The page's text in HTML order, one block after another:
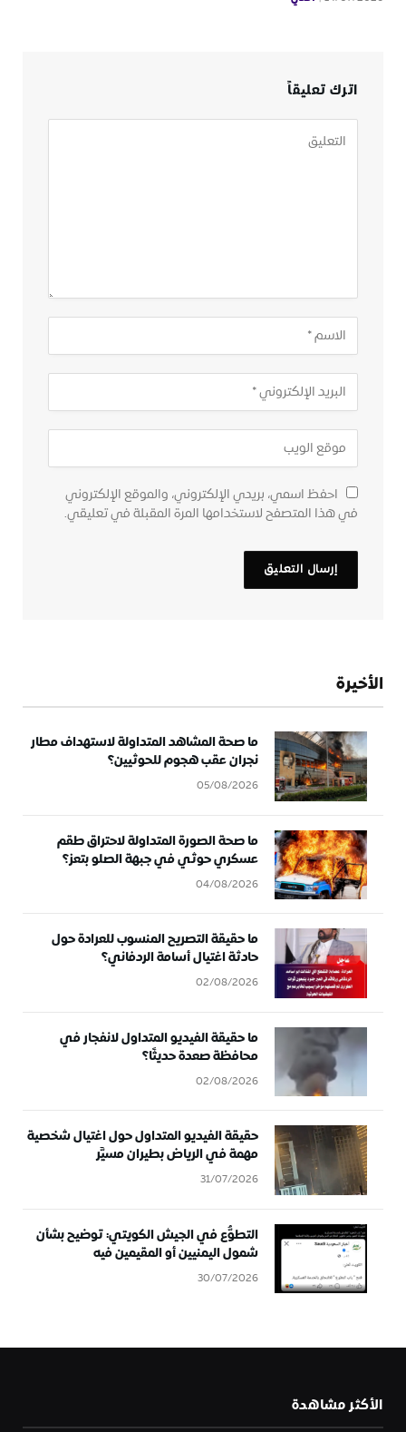
اترك تعليقاً
احفظ اسمي، بريدي الإلكتروني، والموقع الإلكتروني
في هذا المتصفح لاستخدامها المرة المقبلة في تعليقي.
الأخيرة
ما صحة المشاهد المتداولة لاستهداف مطار
نجران عقب هجوم للحوثيين؟
05/08/2026
ما صحة الصورة المتداولة لاحتراق طقم
عسكري حوثي في جبهة الصلو بتعز؟
04/08/2026
ما حقيقة التصريح المنسوب للعرادة حول
حادثة اغتيال أسامة الردفاني؟
02/08/2026
ما حقيقة الفيديو المتداول لانفجار في
محافظة صعدة حديثًا؟
02/08/2026
حقيقة الفيديو المتداول حول اغتيال شخصية
مهمة في الرياض بطيران مسيَّر
31/07/2026
التطوُّع في الجيش الكويتي: توضيح بشأن
شمول اليمنيين أو المقيمين فيه
30/07/2026
الأكثر مشاهدة